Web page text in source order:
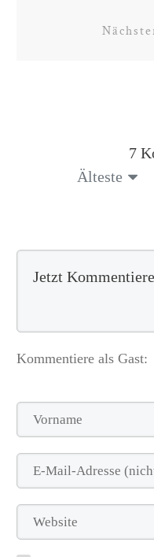
7
Älteste
Kommentiere als Gast: